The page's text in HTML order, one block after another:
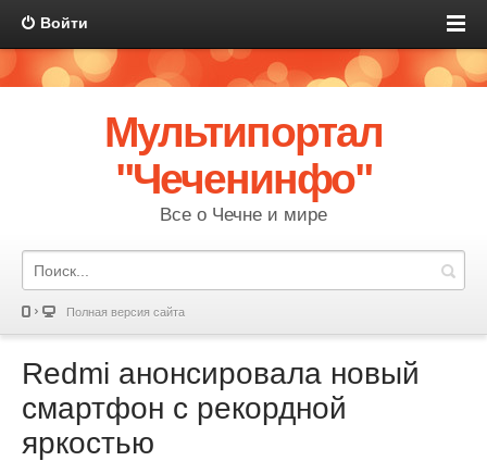
Войти
Мультипортал
"Чеченинфо"
Все о Чечне и мире
Полная версия сайта
Redmi анонсировала новый
смартфон с рекордной
яркостью